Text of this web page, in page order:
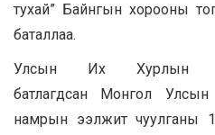
тухай” Байнгын хорооны
баталлаа.
Улсын Их Хурлын
батлагдсан Монгол
намрын ээлжит чуулганы